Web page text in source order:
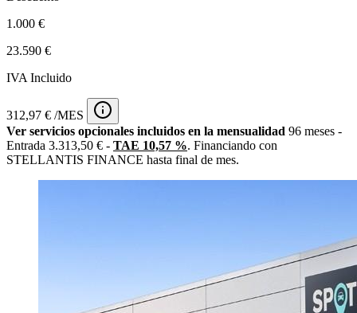
1.000 €
23.590 €
IVA Incluido
312,97 € /MES
Ver servicios opcionales incluidos en la mensualidad 96 meses -
Entrada 3.313,50 € - TAE 10,57 %. Financiando con
STELLANTIS FINANCE hasta final de mes.